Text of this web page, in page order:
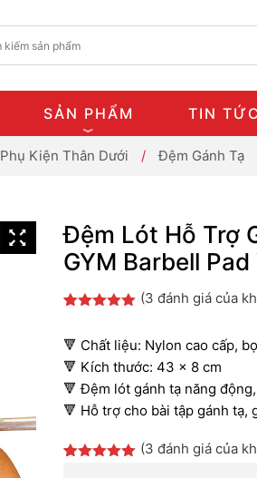
SẢN PHẨM TIN TỨC
Phụ Kiện Thân Dưới / Đệm Gánh Tạ
Đệm Lót Hỗ Trợ
GYM Barbell Pad
đánh giá
(3 đánh giá của
🔻 Chất liệu: Nylon cao cấp,
🔻 Kích thước: 43 x 8 cm
🔻 Đệm lót gánh tạ năng
🔻 Hỗ trợ cho bài tập gánh tạ,
(3 đánh giá của